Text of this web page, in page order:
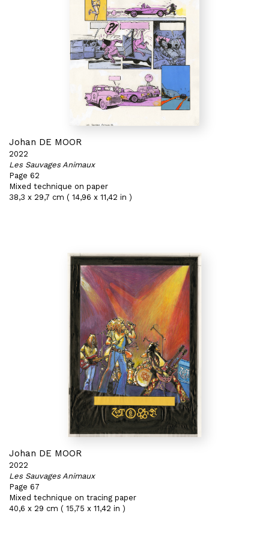
Johan DE MOOR
2022
Les Sauvages Animaux
Page 62
Mixed technique on paper
38,3 x 29,7 cm ( 14,96 x 11,42 in )
Johan DE MOOR
2022
Les Sauvages Animaux
Page 67
Mixed technique on tracing paper
40,6 x 29 cm ( 15,75 x 11,42 in )